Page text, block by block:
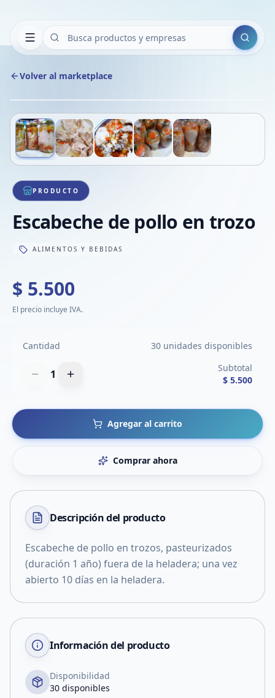
Buscar
Volver al marketplace
1/5
PRODUCTO
Escabeche de pollo en trozo
ALIMENTOS Y BEBIDAS
$ 5.500
El precio incluye IVA.
Cantidad 30 unidades disponibles
1
Subtotal
$ 5.500
Agregar al carrito
Comprar ahora
Descripción del producto
Escabeche de pollo en trozos, pasteurizados
(duración 1 año) fuera de la heladera; una vez
abierto 10 días en la heladera.
Información del producto
Disponibilidad
30 disponibles